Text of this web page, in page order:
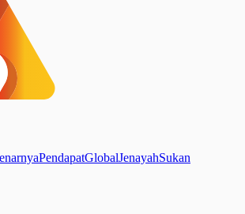
PendapatGlobalJenayahSukan